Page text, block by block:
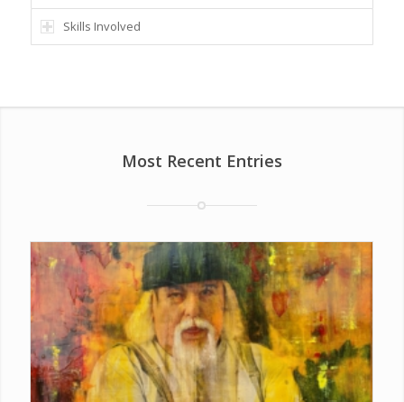
Skills Involved
Most Recent Entries